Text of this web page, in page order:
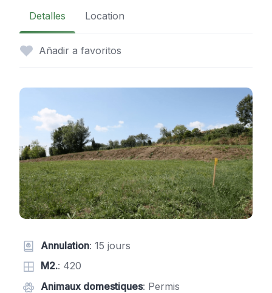
Detalles Location
Añadir a favoritos
Annulation: 15 jours
M2.: 420
Animaux domestiques: Permis